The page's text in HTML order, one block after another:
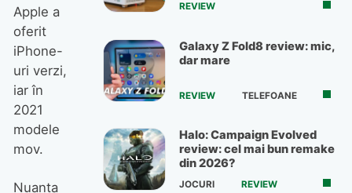
Apple a
oferit
iPhone-
uri verzi,
iar în
2021
modele
mov.
Nuanţa
REVIEW
Galaxy Z Fold8 review: mic,
dar mare
REVIEW TELEFOANE
Halo: Campaign Evolved
review: cel mai bun remake
din 2026?
JOCURI REVIEW